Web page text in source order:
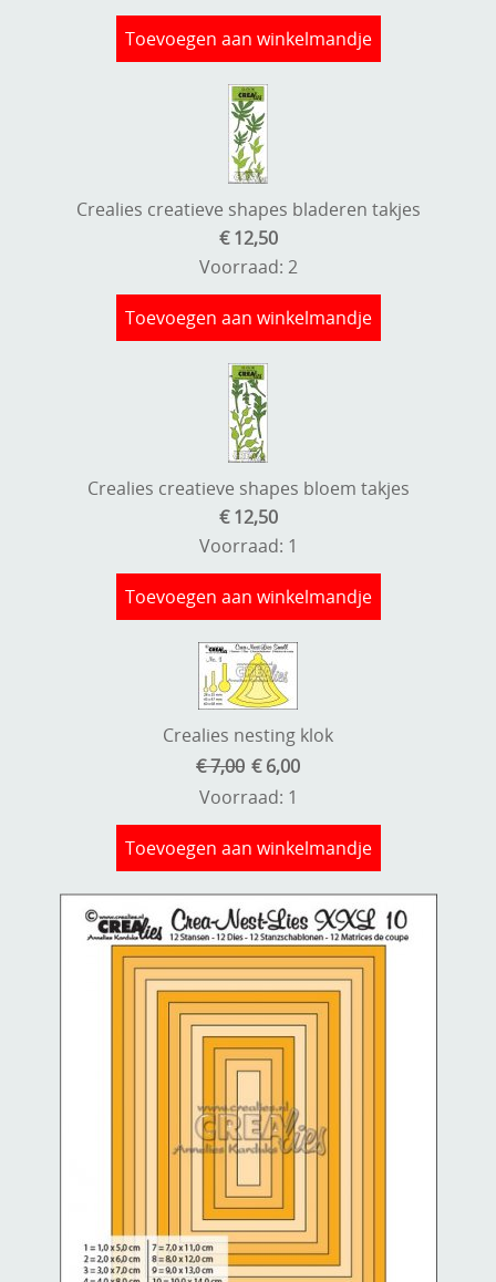
Toevoegen aan winkelmandje
Crealies creatieve shapes bladeren takjes
€ 12,50
Voorraad: 2
Toevoegen aan winkelmandje
Crealies creatieve shapes bloem takjes
€ 12,50
Voorraad: 1
Toevoegen aan winkelmandje
Crealies nesting klok
€ 7,00 € 6,00
Voorraad: 1
Toevoegen aan winkelmandje